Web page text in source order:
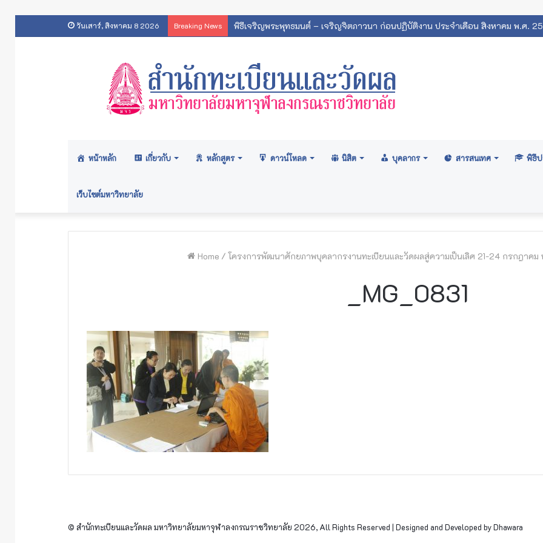
วันเสาร์, สิงหาคม 8 2026 Breaking News พิธีเจริญพระพุทธมนต์ – เจริญจิตภาวนา ก่อนปฏิบัติงาน ประจำเดือน สิงหาคม พ.ศ.
หน้าหลัก เกี่ยวกับ หลักสูตร ดาวน์โหลด นิสิต บุคลากร สารสนเทศ พิธี
เว็บไซต์มหาวิทยาลัย
Home / โครงการพัฒนาศักยภาพบุคลากรงานทะเบียนและวัดผลสู่ความเป็นเลิศ 21-24 กรกฎาคม
_MG_0831
© สำนักทะเบียนและวัดผล มหาวิทยาลัยมหาจุฬาลงกรณราชวิทยาลัย 2026, All Rights Reserved | Designed and Developed by Dhawara